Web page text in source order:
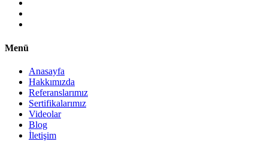
Menü
Anasayfa
Hakkımızda
Referanslarımız
Sertifikalarımız
Videolar
Blog
İletişim